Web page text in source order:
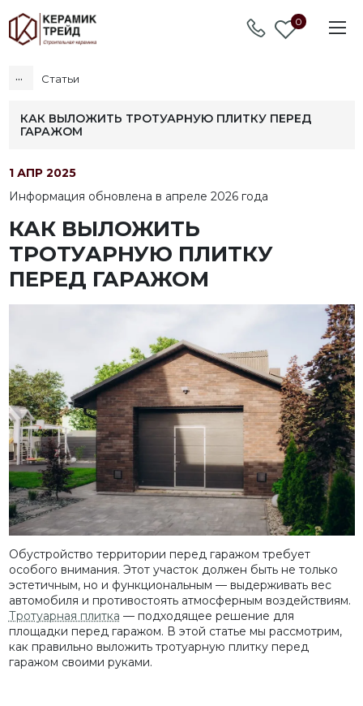
0
... Статьи
КАК ВЫЛОЖИТЬ ТРОТУАРНУЮ ПЛИТКУ ПЕРЕД
ГАРАЖОМ
1 АПР 2025
Информация обновлена в апреле 2026 года
КАК ВЫЛОЖИТЬ
ТРОТУАРНУЮ ПЛИТКУ
ПЕРЕД ГАРАЖОМ
Обустройство территории перед гаражом требует
особого внимания. Этот участок должен быть не только
эстетичным, но и функциональным — выдерживать вес
автомобиля и противостоять атмосферным воздействиям.
Тротуарная плитка — подходящее решение для
площадки перед гаражом. В этой статье мы рассмотрим,
как правильно выложить тротуарную плитку перед
гаражом своими руками.